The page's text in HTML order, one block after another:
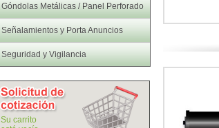
Góndolas Metálicas / Panel Perforado
Señalamientos y Porta Anuncios
Seguridad y Vigilancia
Su carrito